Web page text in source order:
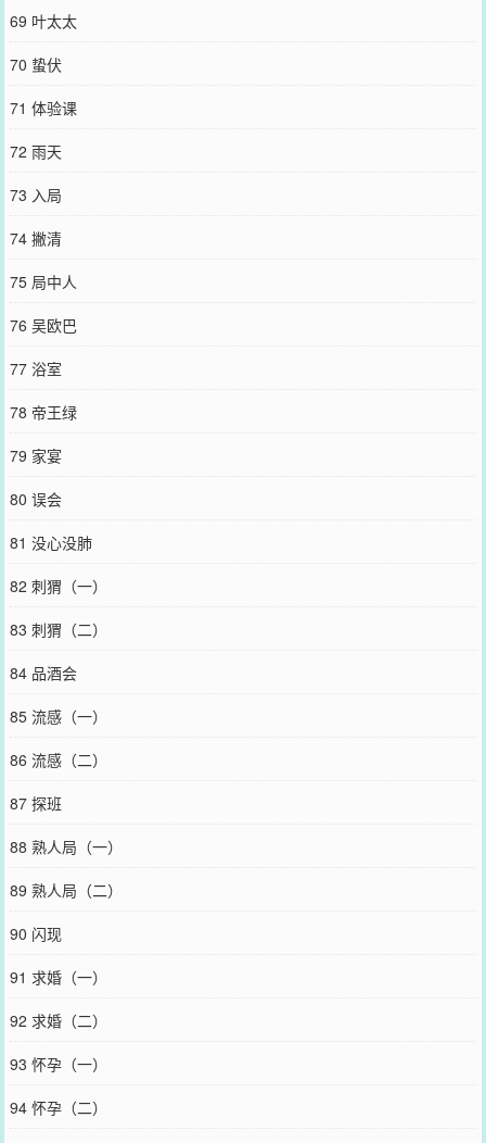
69 叶太太
70 蛰伏
71 体验课
72 雨天
73 入局
74 撇清
75 局中人
76 吴欧巴
77 浴室
78 帝王绿
79 家宴
80 误会
81 没心没肺
82 刺猬（一）
83 刺猬（二）
84 品酒会
85 流感（一）
86 流感（二）
87 探班
88 熟人局（一）
89 熟人局（二）
90 闪现
91 求婚（一）
92 求婚（二）
93 怀孕（一）
94 怀孕（二）